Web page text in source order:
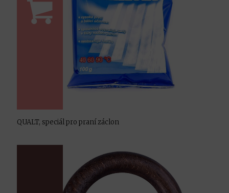
QUALT, speciál pro praní záclon